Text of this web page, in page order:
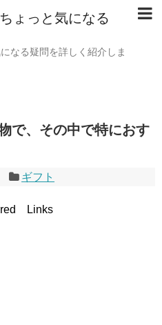
ょっと気になる
なる疑問を詳しく紹介しま
で、その中で特におす
ギフト
Links